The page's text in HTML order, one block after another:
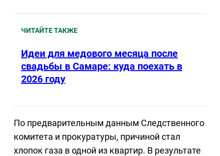
ЧИТАЙТЕ ТАКЖЕ
Идеи для медового месяца после
свадьбы в Самаре: куда поехать в
2026 году
По предварительным данным Следственного
комитета и прокуратуры, причиной стал
хлопок газа в одной из квартир. В результате